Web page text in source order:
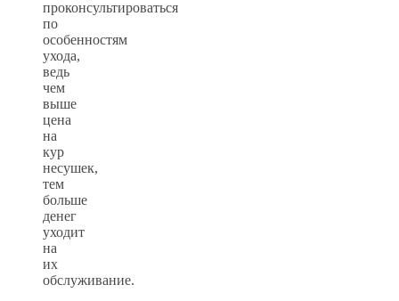
проконсультироваться
по
особенностям
ухода,
ведь
чем
выше
цена
на
кур
несушек,
тем
больше
денег
уходит
на
их
обслуживание.